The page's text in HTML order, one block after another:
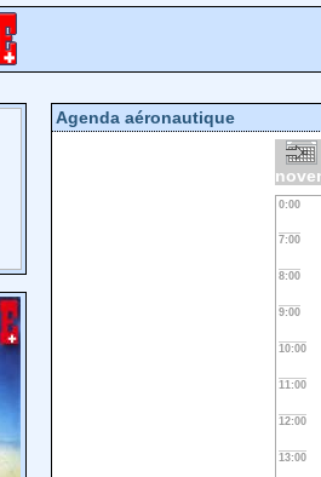
Agenda aéronautique
0:00
7:00
8:00
9:00
10:00
11:00
12:00
13:00